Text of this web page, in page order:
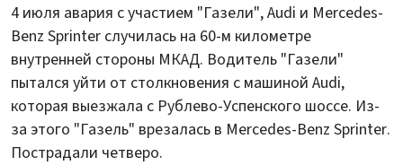
4 июля авария с участием "Газели", Audi и Mercedes-
Benz Sprinter случилась на 60-м километре
внутренней стороны МКАД. Водитель "Газели"
пытался уйти от столкновения с машиной Audi,
которая выезжала с Рублево-Успенского шоссе. Из-
за этого "Газель" врезалась в Mercedes-Benz Sprinter.
Пострадали четверо.